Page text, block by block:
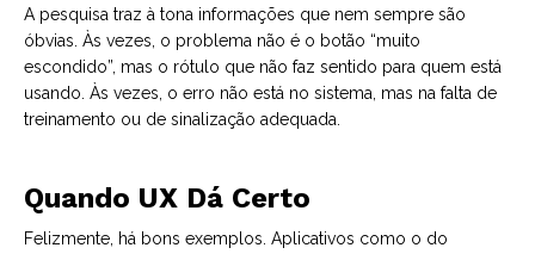
A pesquisa traz à tona informações que nem sempre são
óbvias. Às vezes, o problema não é o botão “muito
escondido”, mas o rótulo que não faz sentido para quem está
usando. Às vezes, o erro não está no sistema, mas na falta de
treinamento ou de sinalização adequada.
Quando UX Dá Certo
Felizmente, há bons exemplos. Aplicativos como o do